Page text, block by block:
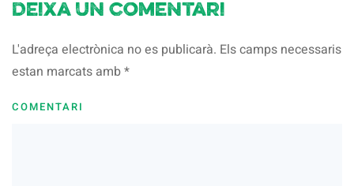
Deixa un comentari
L'adreça electrònica no es publicarà. Els camps necessaris
estan marcats amb*
COMENTARI